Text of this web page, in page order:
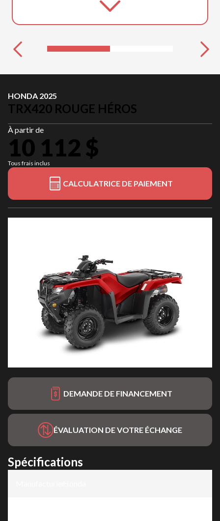
HONDA 2025
TRX420 ROUGE HÉROS
À partir de
10 112 $
Tous frais inclus
CALCULATRICE DE PAIEMENT
DEMANDE DE FINANCEMENT
ÉVALUATION DE VOTRE ÉCHANGE
Spécifications